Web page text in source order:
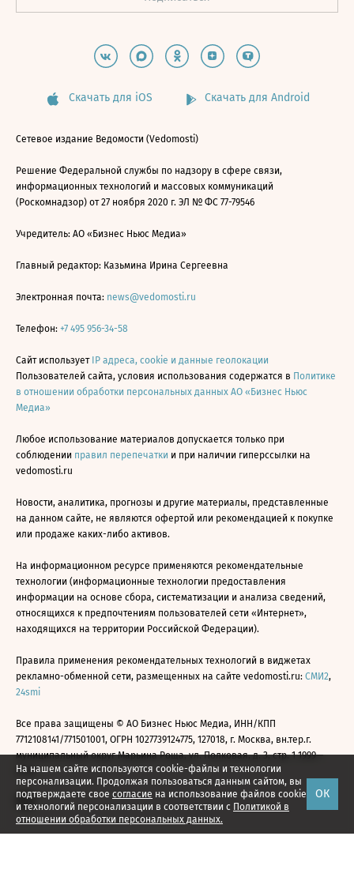
На нашем сайте используются cookie-файлы и технологии
персонализации. Продолжая пользоваться данным сайтом, вы
подтверждаете свое согласие на использование файлов cookie
и технологий персонализации в соответствии с Политикой в
отношении обработки персональных данных.
ОК
Скачать для iOS Скачать для Android
Сетевое издание Ведомости (Vedomosti)
Решение Федеральной службы по надзору в сфере связи,
информационных технологий и массовых коммуникаций
(Роскомнадзор) от 27 ноября 2020 г. ЭЛ № ФС 77-79546
Учредитель: АО «Бизнес Ньюс Медиа»
Главный редактор: Казьмина Ирина Сергеевна
Электронная почта: news@vedomosti.ru
Телефон: +7 495 956-34-58
Сайт использует IP адреса, cookie и данные геолокации
Пользователей сайта, условия использования содержатся в Политике
в отношении обработки персональных данных АО «Бизнес Ньюс
Медиа»
Любое использование материалов допускается только при
соблюдении правил перепечатки и при наличии гиперссылки на
vedomosti.ru
Новости, аналитика, прогнозы и другие материалы, представленные
на данном сайте, не являются офертой или рекомендацией к покупке
или продаже каких-либо активов.
На информационном ресурсе применяются рекомендательные
технологии (информационные технологии предоставления
информации на основе сбора, систематизации и анализа сведений,
относящихся к предпочтениям пользователей сети «Интернет»,
находящихся на территории Российской Федерации).
Правила применения рекомендательных технологий в виджетах
рекламно-обменной сети, размещенных на сайте vedomosti.ru: СМИ2,
24smi
Все права защищены © АО Бизнес Ньюс Медиа, ИНН/КПП
7712108141/771501001, ОГРН 1027739124775, 127018, г. Москва, вн.тер.г.
муниципальный округ Марьина Роща, ул. Полковая, д. 3, стр. 1 1999—
2026